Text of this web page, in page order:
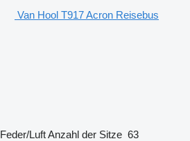
Van Hool T917 Acron Reisebus
Feder/LuftAnzahl der Sitze 63